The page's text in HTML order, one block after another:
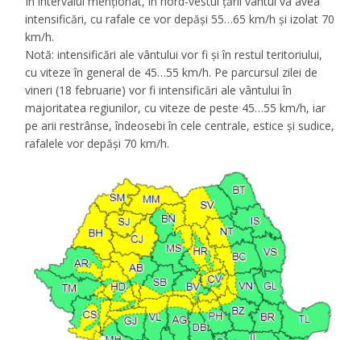
intensificări, cu rafale ce vor depăși 55…65 km/h și izolat 70
km/h.
Notă: intensificări ale vântului vor fi și în restul teritoriului,
cu viteze în general de 45…55 km/h. Pe parcursul zilei de
vineri (18 februarie) vor fi intensificări ale vântului în
majoritatea regiunilor, cu viteze de peste 45…55 km/h, iar
pe arii restrânse, îndeosebi în cele centrale, estice și sudice,
rafalele vor depăși 70 km/h.